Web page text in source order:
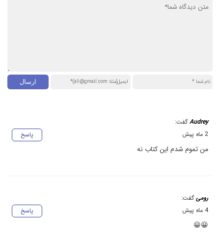
Audrey گفت:
پاسخ
2 ماه پیش
من تموم شدم این کتاب نه
رومی گفت:
پاسخ
4 ماه پیش
😀😀